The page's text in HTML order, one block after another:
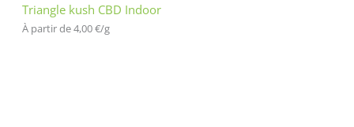
Triangle kush CBD Indoor
À partir de 4,00€/g